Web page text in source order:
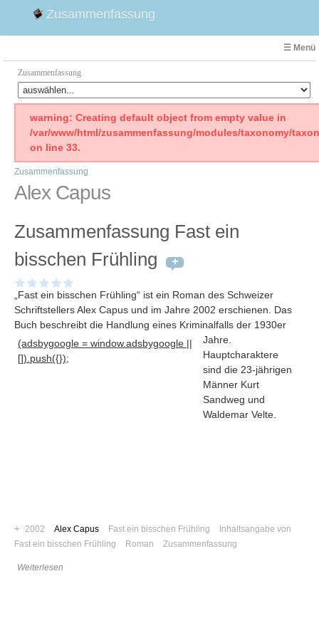
Zusammenfassung
☰ Menü
Zusammenfassung
Faust
Willhelm Tell
Emilia Galotti
1. Weltkrieg Zusammenfassung
Weimarer Republik
Die Räuber
Woyzeck
Navigation
News
warning: Creating default object from empty value in
/var/www/html/zusammenfassung/modules/taxonomy/
on line 33.
Zusammenfassung
Alex Capus
Zusammenfassung Fast ein
bisschen Frühling
„Fast ein bisschen Frühling“ ist ein Roman des Schweizer
Schriftstellers Alex Capus und im Jahre 2002 erschienen. Das
Buch beschreibt die Handlung eines Kriminalfalls der 1930er
Jahre
(adsbygoogle = window.adsbygoogle ||
[]).push({});
Hauptcharaktere
sind die 23-jährigen
Männer Kurt
Sandweg und
Waldemar Velte.
+ 2002 Alex Capus Fast ein bisschen Frühling
Inhaltsangabe von
Fast ein bisschen Frühling
Roman Zusammenfassung
Weiterlesen